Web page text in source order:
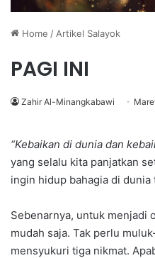
Home / Artikel Salayok
PAGI INI
Zahir Al-Minangkabawi
“Kebaikan di dunia dan
yang selalu kita panjatkan
ingin hidup bahagia di
Sebenarnya, untuk menjadi
mudah saja. Tak perlu
mensyukuri tiga nikmat.